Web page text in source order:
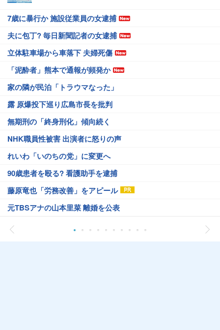
7歳に暴行か 施設従業員の女逮捕
夫に包丁? 毎日新聞記者の女逮捕
立体駐車場から車落下 夫婦死傷
「泥酔者」熊本で通報が頻発か
家の隣が民泊「トラウマなった」
露 原爆投下巡り広島市長を批判
無期刑の「終身刑化」傾向続く
NHK職員性被害 出演者に怒りの声
れいわ「いのちの党」に変更へ
90歳患者を殴る? 看護助手を逮捕
藤原竜也「労務改善」をアピール
元TBSアナの山本里菜 離婚を公表